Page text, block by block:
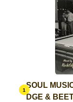
1
SOUL
DGE &